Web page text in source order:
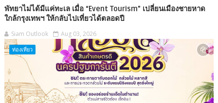
พัทยาไม่ได้มีแค่ทะเล เมื่อ “Event Tourism” เปลี่ยนเมืองชายหาด
ใกล้กรุงเทพฯ ให้กลับไปเที่ยวได้ตลอดปี
Siam Outlook Aug 03, 2026
ท่องเที่ยว